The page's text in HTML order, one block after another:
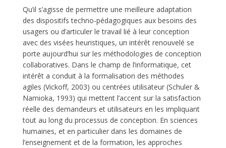
Qu’il s’agisse de permettre une meilleure adaptation
des dispositifs techno-pédagogiques aux besoins des
usagers ou d’articuler le travail lié à leur conception
avec des visées heuristiques, un intérêt renouvelé se
porte aujourd’hui sur les méthodologies de conception
collaboratives. Dans le champ de l’informatique, cet
intérêt a conduit à la formalisation des méthodes
agiles (Vickoff, 2003) ou centrées utilisateur (Schuler &
Namioka, 1993) qui mettent l’accent sur la satisfaction
réelle des demandeurs et utilisateurs en les impliquant
tout au long du processus de conception. En sciences
humaines, et en particulier dans les domaines de
l’enseignement et de la formation, les approches